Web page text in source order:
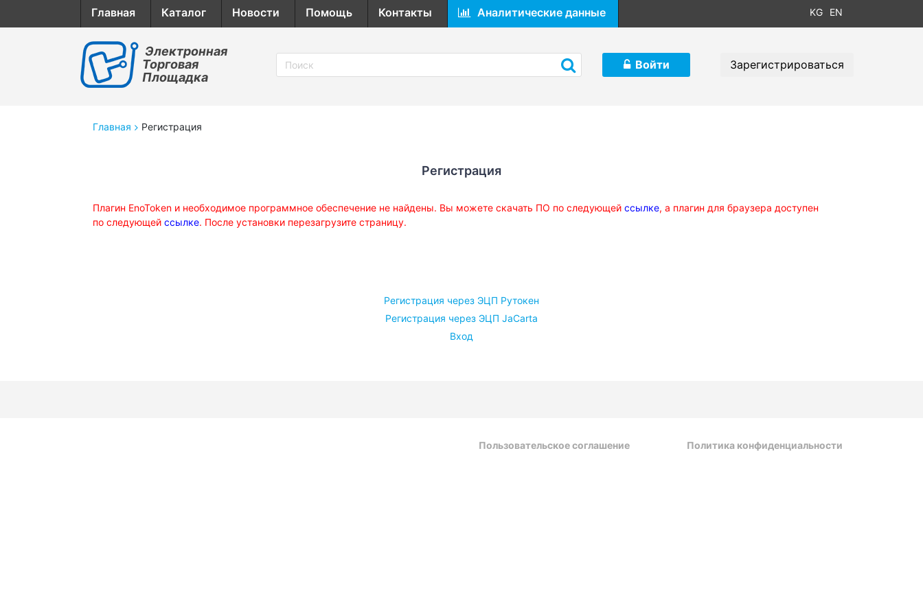
Главная Каталог Новости Помощь Контакты Аналитические данные KG EN
Электронная
Торговая
Площадка
Войти Зарегистрироваться
Главная Регистрация
Регистрация
Плагин EnoToken и необходимое программное обеспечение не найдены. Вы можете скачать ПО по следующей ссылке, а плагин для браузера доступен
по следующей ссылке. После установки перезагрузите страницу.
Регистрация через ЭЦП Рутокен
Регистрация через ЭЦП JaCarta
Вход
Пользовательское соглашение Политика конфиденциальности